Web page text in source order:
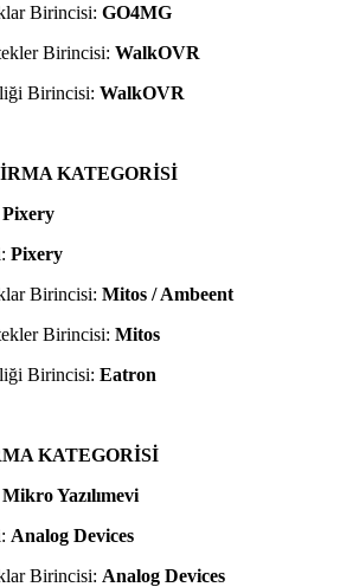
Birincisi: GO4MG
Birincisi: WalkOVR
Birincisi: WalkOVR
KATEGORİSİ
Pixery
Pixery
Birincisi: Mitos / Ambeent
Birincisi: Mitos
Birincisi: Eatron
KATEGORİSİ
Mikro Yazılımevi
Analog Devices
Birincisi: Analog Devices